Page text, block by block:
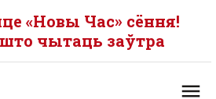
«Новы Час» сёння!
чытаць заўтра